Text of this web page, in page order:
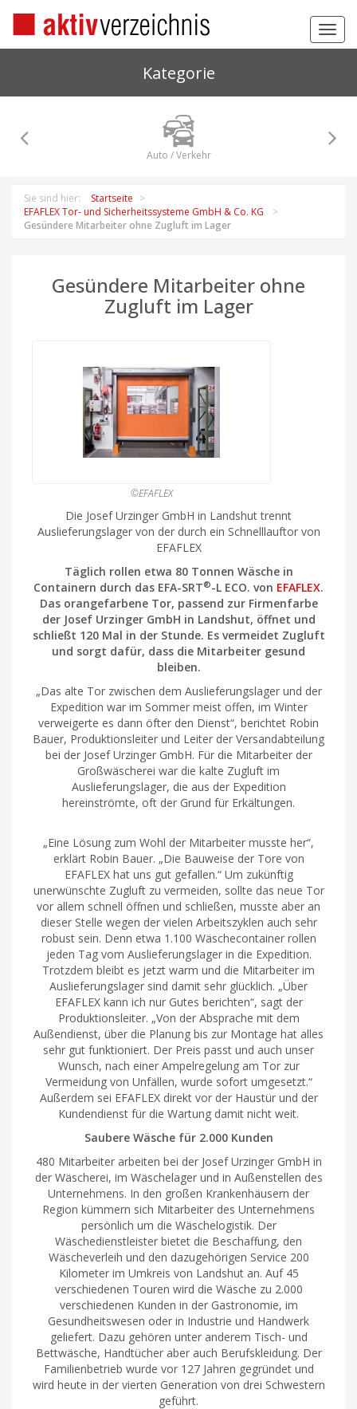
Kategorie
Auto / Verkehr
Sie sind hier:
Startseite
EFAFLEX Tor- und Sicherheitssysteme GmbH & Co. KG
Gesündere Mitarbeiter ohne Zugluft im Lager
Gesündere Mitarbeiter ohne
Zugluft im Lager
©EFAFLEX
Die Josef Urzinger GmbH in Landshut trennt
Auslieferungslager von der durch ein Schnelllauftor von
EFAFLEX
Täglich rollen etwa 80 Tonnen Wäsche in
Containern durch das EFA-SRT®-L ECO. von EFAFLEX.
Das orangefarbene Tor, passend zur Firmenfarbe
der Josef Urzinger GmbH in Landshut, öffnet und
schließt 120 Mal in der Stunde. Es vermeidet Zugluft
und sorgt dafür, dass die Mitarbeiter gesund
bleiben.
„Das alte Tor zwischen dem Auslieferungslager und der
Expedition war im Sommer meist offen, im Winter
verweigerte es dann öfter den Dienst“, berichtet Robin
Bauer, Produktionsleiter und Leiter der Versandabteilung
bei der Josef Urzinger GmbH. Für die Mitarbeiter der
Großwäscherei war die kalte Zugluft im
Auslieferungslager, die aus der Expedition
hereinströmte, oft der Grund für Erkältungen.
„Eine Lösung zum Wohl der Mitarbeiter musste her“,
erklärt Robin Bauer. „Die Bauweise der Tore von
EFAFLEX hat uns gut gefallen.“ Um zukünftig
unerwünschte Zugluft zu vermeiden, sollte das neue Tor
vor allem schnell öffnen und schließen, musste aber an
dieser Stelle wegen der vielen Arbeitszyklen auch sehr
robust sein. Denn etwa 1.100 Wäschecontainer rollen
jeden Tag vom Auslieferungslager in die Expedition.
Trotzdem bleibt es jetzt warm und die Mitarbeiter im
Auslieferungslager sind damit sehr glücklich. „Über
EFAFLEX kann ich nur Gutes berichten“, sagt der
Produktionsleiter. „Von der Absprache mit dem
Außendienst, über die Planung bis zur Montage hat alles
sehr gut funktioniert. Der Preis passt und auch unser
Wunsch, nach einer Ampelregelung am Tor zur
Vermeidung von Unfällen, wurde sofort umgesetzt.“
Außerdem sei EFAFLEX direkt vor der Haustür und der
Kundendienst für die Wartung damit nicht weit.
Saubere Wäsche für 2.000 Kunden
480 Mitarbeiter arbeiten bei der Josef Urzinger GmbH in
der Wäscherei, im Wäschelager und in Außenstellen des
Unternehmens. In den großen Krankenhäusern der
Region kümmern sich Mitarbeiter des Unternehmens
persönlich um die Wäschelogistik. Der
Wäschedienstleister bietet die Beschaffung, den
Wäscheverleih und den dazugehörigen Service 200
Kilometer im Umkreis von Landshut an. Auf 45
verschiedenen Touren wird die Wäsche zu 2.000
verschiedenen Kunden in der Gastronomie, im
Gesundheitswesen oder in Industrie und Handwerk
geliefert. Dazu gehören unter anderem Tisch- und
Bettwäsche, Handtücher aber auch Berufskleidung. Der
Familienbetrieb wurde vor 127 Jahren gegründet und
wird heute in der vierten Generation von drei Schwestern
geführt.